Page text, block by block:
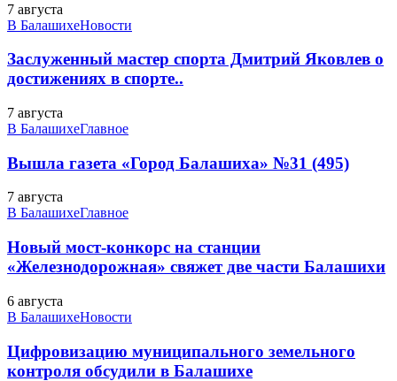
7 августа
В БалашихеНовости
Заслуженный мастер спорта Дмитрий Яковлев о
достижениях в спорте..
7 августа
В БалашихеГлавное
Вышла газета «Город Балашиха» №31 (495)
7 августа
В БалашихеГлавное
Новый мост-конкорс на станции
«Железнодорожная» свяжет две части Балашихи
6 августа
В БалашихеНовости
Цифровизацию муниципального земельного
контроля обсудили в Балашихе